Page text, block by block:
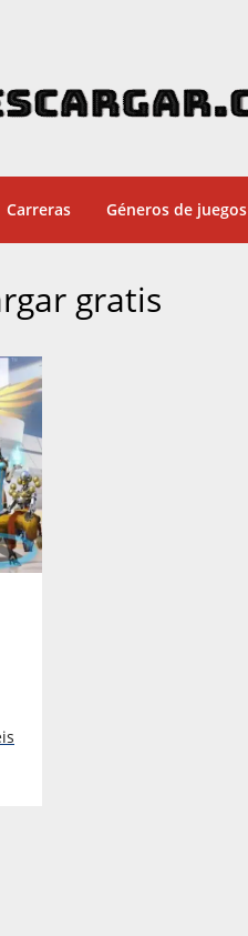
Carreras Géneros de juegos
gratis